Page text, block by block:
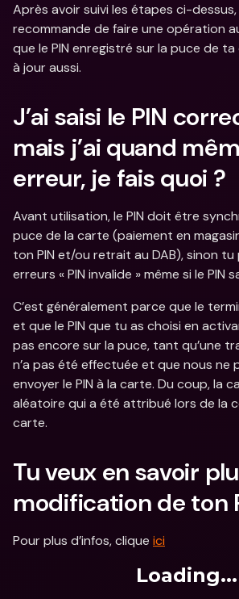
Après avoir suivi les étapes ci-
recommande de faire une opération
que le PIN enregistré sur la puce de
à jour aussi.
J’ai saisi le PIN
mais j’ai quand
erreur, je fais quoi ?
Avant utilisation, le PIN doit être
puce de la carte (paiement en
ton PIN et/ou retrait au DAB), sinon tu
erreurs « PIN invalide » même si le PIN
C’est généralement parce que le
et que le PIN que tu as choisi en
pas encore sur la puce, tant qu’une
n’a pas été effectuée et que nous ne
envoyer le PIN à la carte. Du coup, la
aléatoire qui a été attribué lors de la
carte.
Tu veux en savoir
modification de ton
Pour plus d’infos, clique ici
Loading...